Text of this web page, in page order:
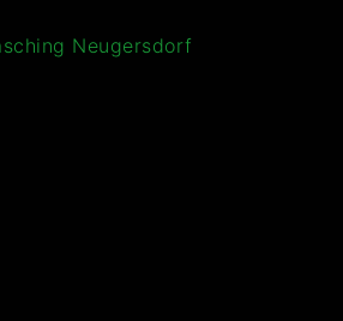
Neugersdorf